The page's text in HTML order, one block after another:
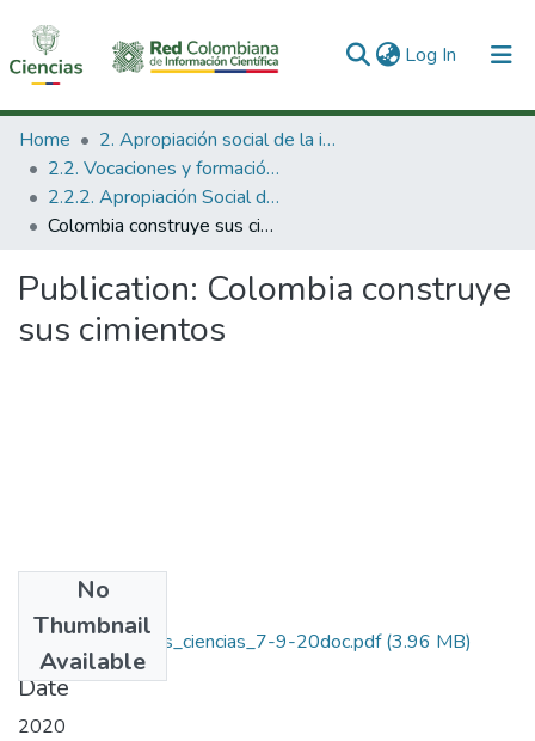
Log In (current)
Communities & Collections
All of DSpace
Statistics
Home
2. Apropiación social de la información en Ciencia Tecnología e Innovación
2.2. Vocaciones y formación de la CTeI
2.2.2. Apropiación Social del Conocimiento
Colombia construye sus cimientos
Publication: Colombia construye
sus cimientos
No
Thumbnail
Available
-mision_de_sabios_ciencias_7-9-20doc.pdf(3.96 MB)
Date
2020